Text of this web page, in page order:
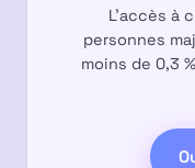
L'accès à
personnes
moins de 0,3